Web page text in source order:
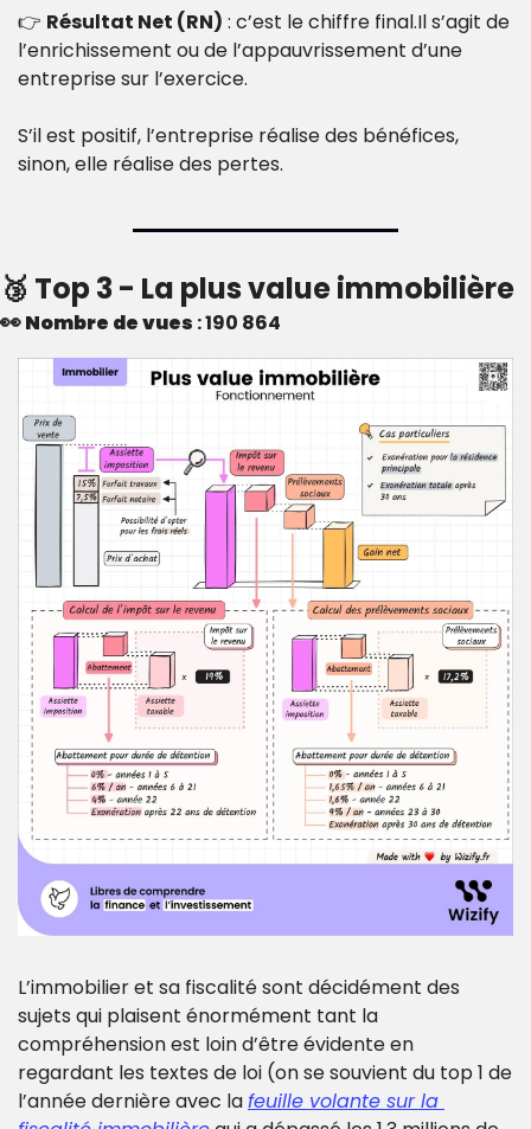
👉 Résultat Net (RN) : c’est le chiffre final.Il s’agit de
l’enrichissement ou de l’appauvrissement d’une
entreprise sur l’exercice.
S’il est positif, l’entreprise réalise des bénéfices,
sinon, elle réalise des pertes.
🥉 Top 3 - La plus value immobilière
👀Nombre de vues : 190 864
L’immobilier et sa fiscalité sont décidément des
sujets qui plaisent énormément tant la
compréhension est loin d’être évidente en
regardant les textes de loi (on se souvient du top 1 de
l’année dernière avec la feuille volante sur la